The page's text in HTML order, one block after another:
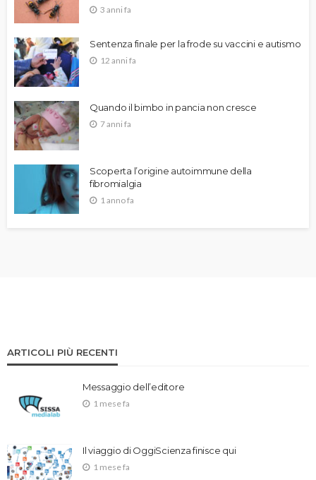
3 anni fa
Sentenza finale per la frode su vaccini e autismo
12 anni fa
Quando il bimbo in pancia non cresce
7 anni fa
Scoperta l’origine autoimmune della
fibromialgia
1 anno fa
ARTICOLI PIÙ RECENTI
Messaggio dell’editore
1 mese fa
Il viaggio di OggiScienza finisce qui
1 mese fa